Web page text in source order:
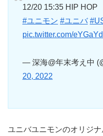
12/20 15:35 HIP HOP
#ユニモン #ユニバ
pic.twitter.com/
— 深海@年末考え中
20, 2022
ユニバユニモンのオリジ